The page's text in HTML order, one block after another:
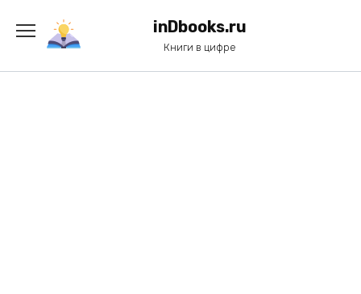
содержанию
inDbooks.ru
Книги в цифре